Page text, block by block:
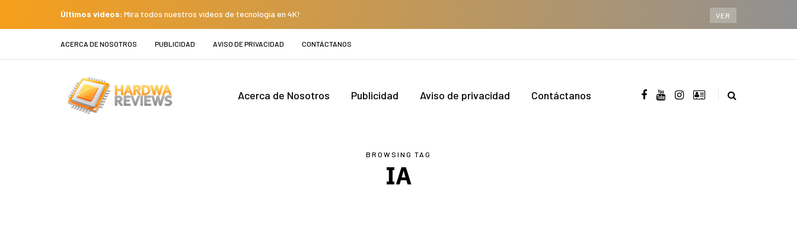
Últimos videos: Mira todos nuestros videos de tecnología en 4K! VER
ACERCA DE NOSOTROS PUBLICIDAD AVISO DE PRIVACIDAD CONTÁCTANOS
Acerca de Nosotros Publicidad Aviso de privacidad Contáctanos
BROWSING TAG
IA